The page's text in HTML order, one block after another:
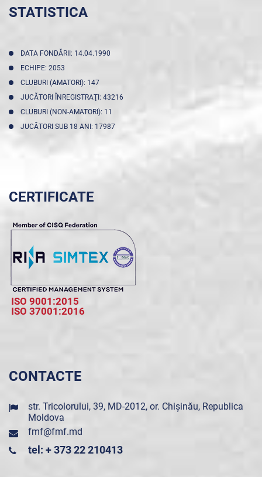
STATISTICA
DATA FONDĂRII: 14.04.1990
ECHIPE: 2053
CLUBURI (AMATORI): 147
JUCĂTORI ÎNREGISTRAŢI: 43216
CLUBURI (NON-AMATORI): 11
JUCĂTORI SUB 18 ANI: 17987
CERTIFICATE
ISO 9001:2015
ISO 37001:2016
CONTACTE
str. Tricolorului, 39, MD-2012, or. Chișinău, Republica
Moldova
fmf@fmf.md
tel: + 373 22 210413